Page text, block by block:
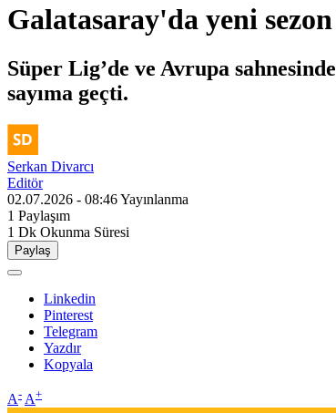
Galatasaray'da yeni
Süper Lig’de ve Avrupa
sayıma geçti.
Serkan Divarcı
Editör
02.07.2026 - 08:46Yayınlanma
1 Paylaşım
1 Dk Okunma Süresi
Paylaş
Linkedin
Pinterest
Telegram
Yazdır
Kopyala
A- A+